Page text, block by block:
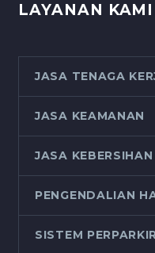
LAYANAN KAMI
JASA TENAGA
JASA KEAMANAN
JASA KEBERSIHAN
PENGENDALIAN
SISTEM